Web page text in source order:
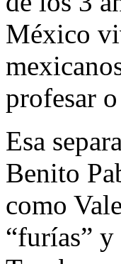
México
profesar
Esa
Benito
como
“furías” y